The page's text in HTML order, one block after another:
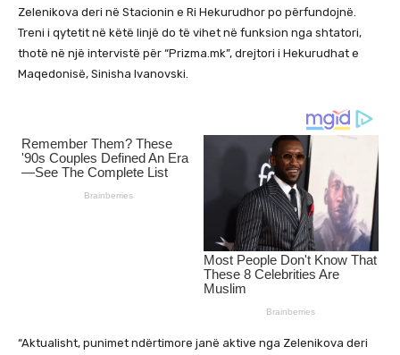
Zelenikova deri në Stacionin e Ri Hekurudhor po përfundojnë.
Treni i qytetit në këtë linjë do të vihet në funksion nga shtatori,
thotë në një intervistë për “Prizma.mk”, drejtori i Hekurudhat e
Maqedonisë, Sinisha Ivanovski.
“Aktualisht, punimet ndërtimore janë aktive nga Zelenikova deri